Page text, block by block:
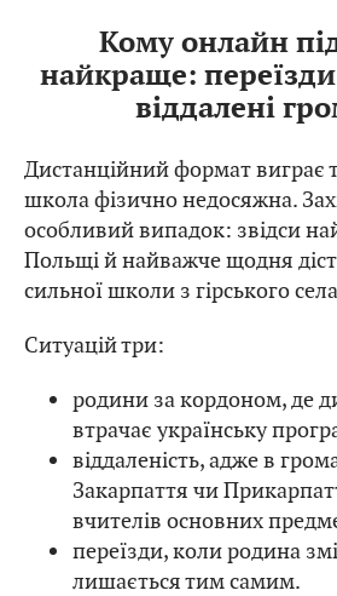
Кому онлайн
найкраще:
віддалені
Дистанційний формат виграє
школа фізично недосяжна.
особливий випадок: звідси
Польщі й найважче щодня
сильної школи з гірського
Ситуацій три:
родини за кордоном, де
втрачає українську
віддаленість, адже в
Закарпаття чи
вчителів основних
переїзди, коли родина
лишається тим самим.